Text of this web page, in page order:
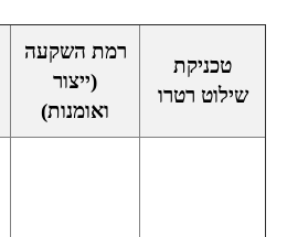
טכניקת
שילוט רטרו
רמת השקעה
(ייצור
ואומנות)